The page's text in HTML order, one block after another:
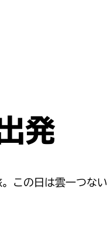
発
この日は雲一つな